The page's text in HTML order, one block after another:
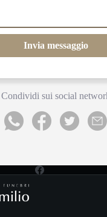
Invia messaggio
Condividi sui social